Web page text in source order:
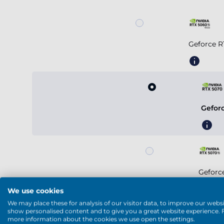
Geforce
We use cookies
We may place these for analysis of our visitor data, to improve our
show personalised content and to give you a great website experience.
more information about the cookies we use open the settings.